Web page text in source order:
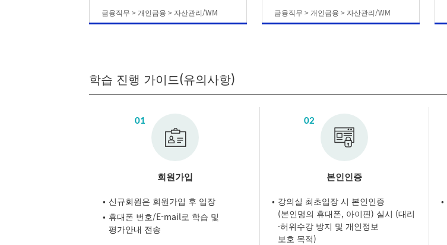
금융직무 > 개인금융 > 자산관리/WM 금융직무 > 개인금융 > 자산관리/WM
학습 진행 가이드(유의사항)
01
회원가입
신규회원은 회원가입 후 입장
휴대폰 번호/E-mail로 학습 및
평가안내 전송
02
본인인증
강의실 최초입장 시 본인인증
(본인명의 휴대폰, 아이핀) 실시 (대리
·허위수강 방지 및 개인정보
보호 목적)